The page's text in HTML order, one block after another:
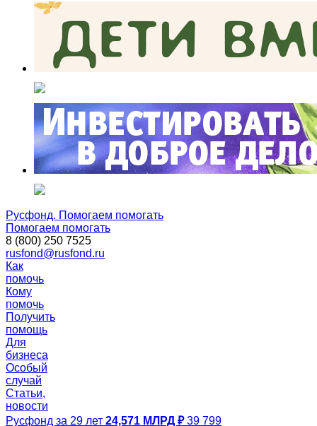
Русфонд. Помогаем помогать
Помогаем помогать
8 (800) 250 7525
rusfond@rusfond.ru
Как
помочь
Кому
помочь
Получить
помощь
Для
бизнеса
Особый
случай
Статьи,
новости
Русфонд за 29 лет 24,571 МЛРД ₽ 39 799